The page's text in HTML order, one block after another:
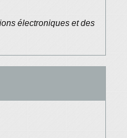
électroniques et des